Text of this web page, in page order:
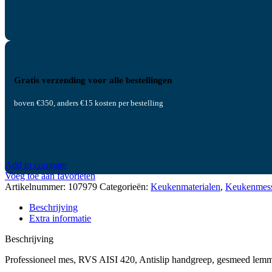
Gratis verzending voor alle bestellingen
boven €350, anders €15 kosten per bestelling
Add to compare
Voeg toe aan favorieten
Artikelnummer: 107979 Categorieën: Keukenmaterialen,
Beschrijving
Extra informatie
Beschrijving
Professioneel mes, RVS AISI 420, Antislip handgreep, gesmeed